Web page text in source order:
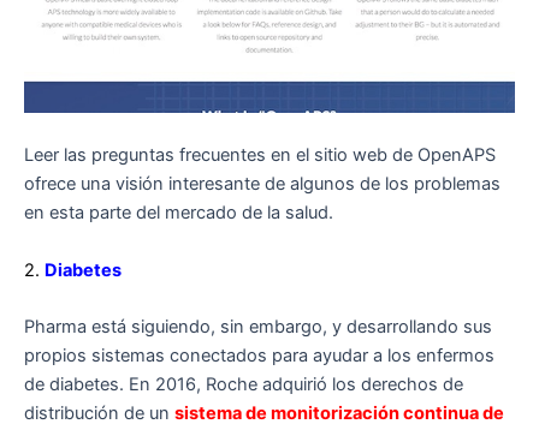
Leer las preguntas frecuentes en el sitio web de OpenAPS
ofrece una visión interesante de algunos de los problemas
en esta parte del mercado de la salud.
2. Diabetes
Pharma está siguiendo, sin embargo, y desarrollando sus
propios sistemas conectados para ayudar a los enfermos
de diabetes. En 2016, Roche adquirió los derechos de
distribución de un sistema de monitorización continua de